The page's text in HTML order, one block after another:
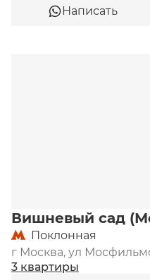
Написать
Вишневый сад
Поклонная
г Москва, ул
3 квартиры